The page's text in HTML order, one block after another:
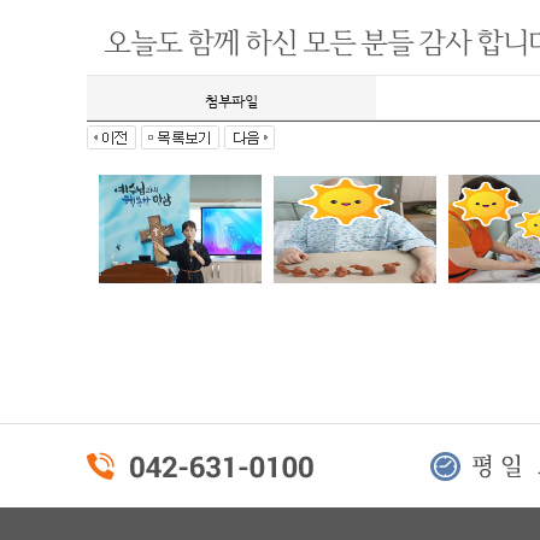
오늘도 함께 하신 모든 분들 감사 합니
첨부파일